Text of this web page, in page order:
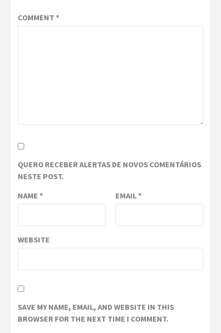
COMMENT *
QUERO RECEBER ALERTAS DE NOVOS COMENTÁRIOS
NESTE POST.
NAME * EMAIL*
WEBSITE
SAVE MY NAME, EMAIL, AND WEBSITE IN THIS
BROWSER FOR THE NEXT TIME I COMMENT.